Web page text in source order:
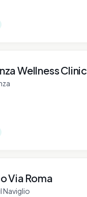
Wellness Clinic
Via Roma
Naviglio